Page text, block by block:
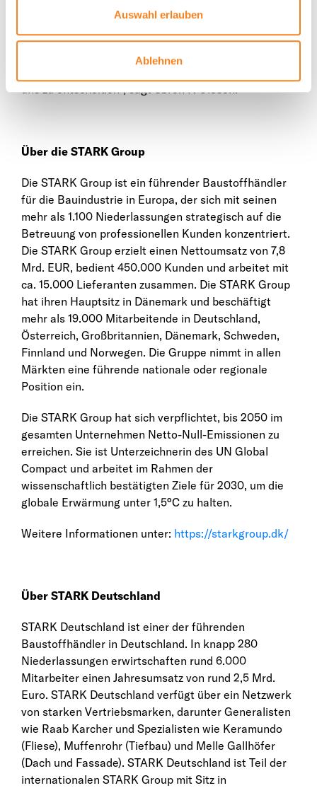
Auswahl erlauben
Ablehnen
Gestaltung, indem wir dafür sorgen, dass
Nachhaltigkeit im täglichen Leben einen praktischen
Ausdruck findet und dazu beiträgt, dass unsere
uns zu entscheiden“, sagt Søren P. Olesen.
Über die STARK Group
Die STARK Group ist ein führender Baustoffhändler
für die Bauindustrie in Europa, der sich mit seinen
mehr als 1.100 Niederlassungen strategisch auf die
Betreuung von professionellen Kunden konzentriert.
Die STARK Group erzielt einen Nettoumsatz von 7,8
Mrd. EUR, bedient 450.000 Kunden und arbeitet mit
ca. 15.000 Lieferanten zusammen. Die STARK Group
hat ihren Hauptsitz in Dänemark und beschäftigt
mehr als 19.000 Mitarbeitende in Deutschland,
Österreich, Großbritannien, Dänemark, Schweden,
Finnland und Norwegen. Die Gruppe nimmt in allen
Märkten eine führende nationale oder regionale
Position ein.
Die STARK Group hat sich verpflichtet, bis 2050 im
gesamten Unternehmen Netto-Null-Emissionen zu
erreichen. Sie ist Unterzeichnerin des UN Global
Compact und arbeitet im Rahmen der
wissenschaftlich bestätigten Ziele für 2030, um die
globale Erwärmung unter 1,5°C zu halten.
Weitere Informationen unter: https://starkgroup.dk/
Über STARK Deutschland
STARK Deutschland ist einer der führenden
Baustoffhändler in Deutschland. In knapp 280
Niederlassungen erwirtschaften rund 6.000
Mitarbeiter einen Jahresumsatz von rund 2,5 Mrd.
Euro. STARK Deutschland verfügt über ein Netzwerk
von starken Vertriebsmarken, darunter Generalisten
wie Raab Karcher und Spezialisten wie Keramundo
(Fliese), Muffenrohr (Tiefbau) und Melle Gallhöfer
(Dach und Fassade). STARK Deutschland ist Teil der
internationalen STARK Group mit Sitz in